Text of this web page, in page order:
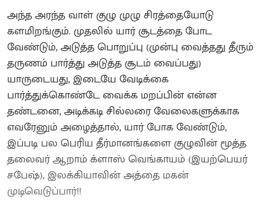
அந்த அரந்த வாள் குழு முழு சிரத்தையோடு
களமிறங்கும். முதலில் யார் சூடத்தை போட
வேண்டும், அடுத்த பொறுப்பு (முன்பு வைத்தது தீரும்
தருணம் பார்த்து அடுத்த சூடம் வைப்பது)
யாருடையது, இடையே வேடிக்கை
பார்த்துக்கொண்டே வைக்க மறப்பின் என்ன
தண்டனை, அடிக்கடி சில்லரை வேலைகளுக்காக
எவரேனும் அழைத்தால், யார் போக வேண்டும்,
இப்படி பல பெரிய தீர்மானங்களை குழுவின் மூத்த
தலைவர் ஆறாம் க்ளாஸ் வெங்காயம் (இயற்பெயர்
சபேஷ்), இலக்கியாவின் அத்தை மகன்
முடிவெடுப்பார்!!